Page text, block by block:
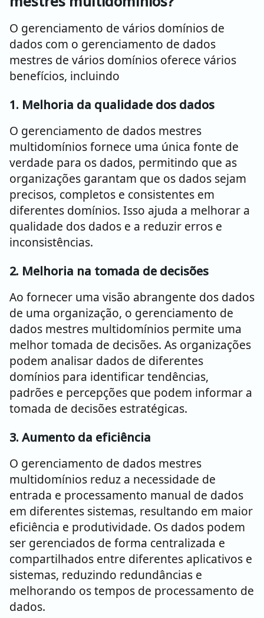
O gerenciamento de vários domínios de
dados com o gerenciamento de dados
mestres de vários domínios oferece vários
benefícios, incluindo
1. Melhoria da qualidade dos dados
O gerenciamento de dados mestres
multidomínios fornece uma única fonte de
verdade para os dados, permitindo que as
organizações garantam que os dados sejam
precisos, completos e consistentes em
diferentes domínios. Isso ajuda a melhorar a
qualidade dos dados e a reduzir erros e
inconsistências.
2. Melhoria na tomada de decisões
Ao fornecer uma visão abrangente dos dados
de uma organização, o gerenciamento de
dados mestres multidomínios permite uma
melhor tomada de decisões. As organizações
podem analisar dados de diferentes
domínios para identificar tendências,
padrões e percepções que podem informar a
tomada de decisões estratégicas.
3. Aumento da eficiência
O gerenciamento de dados mestres
multidomínios reduz a necessidade de
entrada e processamento manual de dados
em diferentes sistemas, resultando em maior
eficiência e produtividade. Os dados podem
ser gerenciados de forma centralizada e
compartilhados entre diferentes aplicativos e
sistemas, reduzindo redundâncias e
melhorando os tempos de processamento de
dados.